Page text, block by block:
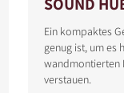
Ein kompaktes
genug ist, um es
wandmontierten
verstauen.